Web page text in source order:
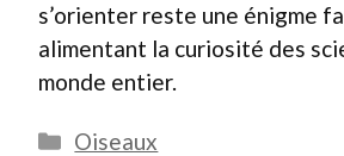
s’orienter reste une énigme
alimentant la curiosité des
monde entier.
Catégories
Oiseaux